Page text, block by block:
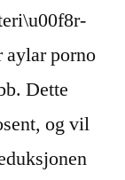
aylar porno
Dette
og vil